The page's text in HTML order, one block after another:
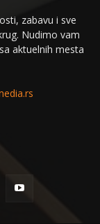
zabavu i sve
Nudimo vam
aktuelnih mesta